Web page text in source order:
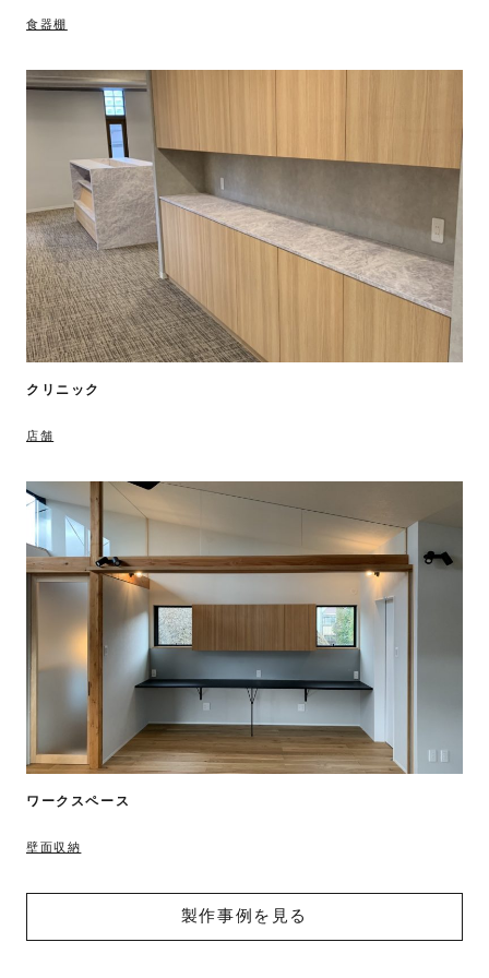
食器棚
クリニック
店舗
ワークスペース
壁面収納
製作事例を見る